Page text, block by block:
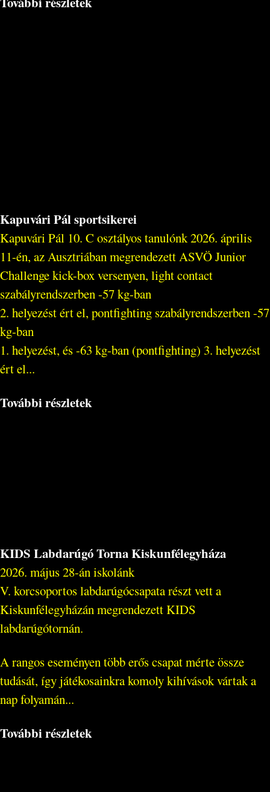
Kapuvári Pál sportsikerei
Kapuvári Pál 10. C osztályos tanulónk 2026. április
11-én, az Ausztriában megrendezett ASVÖ Junior
Challenge kick-box versenyen, light contact
szabályrendszerben -57 kg-ban
2. helyezést ért el, pontfighting szabályrendszerben -57
kg-ban
1. helyezést, és -63 kg-ban (pontfighting) 3. helyezést
ért el...
További részletek
KIDS Labdarúgó Torna Kiskunfélegyháza
2026. május 28-án iskolánk
V. korcsoportos labdarúgócsapata részt vett a
Kiskunfélegyházán megrendezett KIDS
labdarúgótornán.
A rangos eseményen több erős csapat mérte össze
tudását, így játékosainkra komoly kihívások vártak a
nap folyamán...
További részletek